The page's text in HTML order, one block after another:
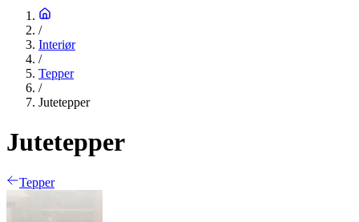
/
Interiør
/
Tepper
/
Jutetepper
Jutetepper
Tepper